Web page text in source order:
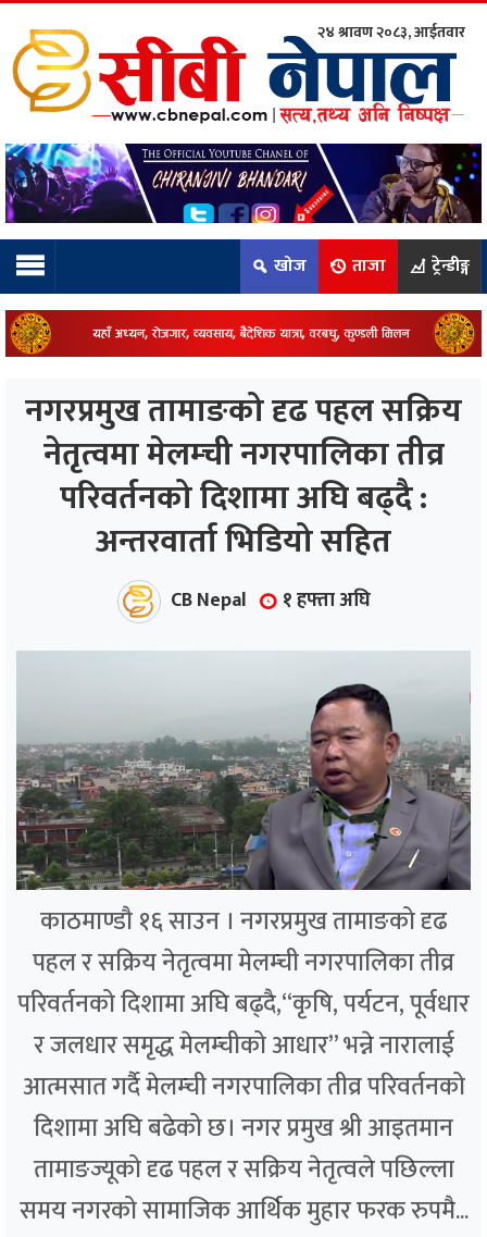
टिम:
२४ श्रावण २०८३, आईतवार
खोज ताजा ट्रेन्डीङ्ग
नगरप्रमुख तामाङको दृढ पहल सक्रिय
नेतृत्वमा मेलम्ची नगरपालिका तीव्र
परिवर्तनको दिशामा अघि बढ्दै :
अन्तरवार्ता भिडियो सहित
CB Nepal १ हफ्ता अघि
काठमाण्डौ १६ साउन । नगरप्रमुख तामाङको दृढ
पहल र सक्रिय नेतृत्वमा मेलम्ची नगरपालिका तीव्र
परिवर्तनको दिशामा अघि बढ्दै,“कृषि, पर्यटन, पूर्वधार
र जलधार समृद्ध मेलम्चीको आधार” भन्ने नारालाई
आत्मसात गर्दै मेलम्ची नगरपालिका तीव्र परिवर्तनको
दिशामा अघि बढेको छ। नगर प्रमुख श्री आइतमान
तामाङज्यूको दृढ पहल र सक्रिय नेतृत्वले पछिल्ला
समय नगरको सामाजिक आर्थिक मुहार फरक रुपमै...